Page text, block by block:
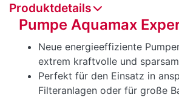
Produktdetails
Pumpe Aquamax
Neue energieeffiziente
extrem kraftvolle und
Perfekt für den Einsatz in
Filteranlagen oder für große